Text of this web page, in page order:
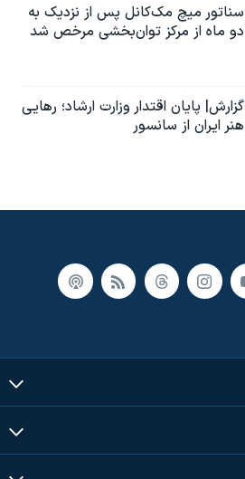
سناتور میچ مک‌کانل پس از نزدیک به
دو ماه از مرکز توان‌بخشی مرخص شد
گزارش| پایان اقتدار وزارت ارشاد؛ رهایی
هنر ایران از سانسور